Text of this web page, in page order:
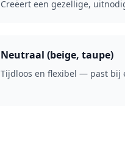
Creëert een gezellige,
Neutraal (beige, taupe)
Tijdloos en flexibel — past bij